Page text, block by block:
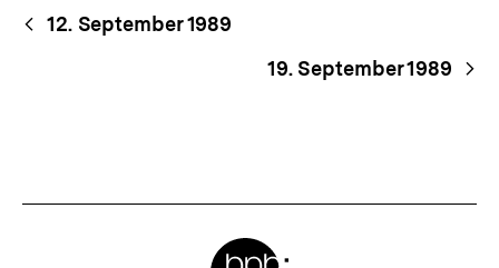
Begriffsnavigation
Content-
Navigation
12. September 1989
19. September 1989